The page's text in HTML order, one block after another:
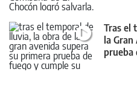
Tras el
la
prueba